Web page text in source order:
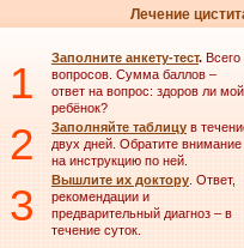
Лечение
1 Заполните анкету-тест. Всего
вопросов. Сумма баллов –
ответ на вопрос: здоров ли мой
ребёнок?
2 Заполняйте таблицу в
двух дней. Обратите внимание
на инструкцию по ней.
3 Вышлите их доктору. Ответ,
рекомендации и
предварительный диагноз – в
течение суток.